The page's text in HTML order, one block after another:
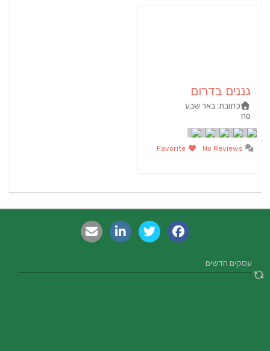
גננים בדרום
כתובת:באר שבע
no
No Reviews
Favorite
עסקים חדשים